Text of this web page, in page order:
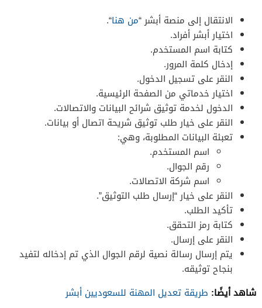
الانتقال إلى منصة أبشر “من هنا“.
اختيار أبشر أفراد.
كتابة اسم المستخدم.
إدخال كلمة المرور.
النقر على تسجيل الدخول.
اختيار خدماتي من الصفحة الرئيسية.
الدخول لخدمة توثيق شرائح البيانات والاتصالات.
النقر على خيار طلب توثيق شريحة اتصال أو بيانات.
تعبئة البيانات المطلوبة، وهي:
اسم المستخدم.
رقم الجوال.
اسم شركة الاتصالات.
النقر على خيار “إرسال طلب التوثيق”.
تأكيد الطلب.
كتابة رمز التحقق.
النقر على إرسال.
يتم إرسال رسالة نصية لرقم الجوال الذي تم إدخاله لتفيد
بنجاح توثيقه.
شاهد أيضًا: طريقة تعديل المهنة للسعوديين أبشر